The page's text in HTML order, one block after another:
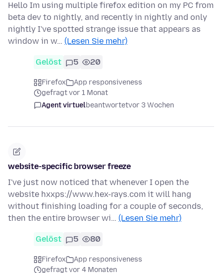
Hello Im using multiple firefox edition on my PC from
beta dev to nightly, and recently in nightly and only
nightly I've spotted strange issue that appears as
window in w… (Lesen Sie mehr)
Gelöst 5 20
Firefox
App responsiveness
gefragt vor 1 Monat
Agent virtuelbeantwortetvor 3 Wochen
website-specific browser freeze
I've just now noticed that whenever I open the
website hxxps://www.hex-rays.com it will hang
without finishing loading for a couple of seconds,
then the entire browser wi… (Lesen Sie mehr)
Gelöst 5 80
Firefox
App responsiveness
gefragt vor 4 Monaten